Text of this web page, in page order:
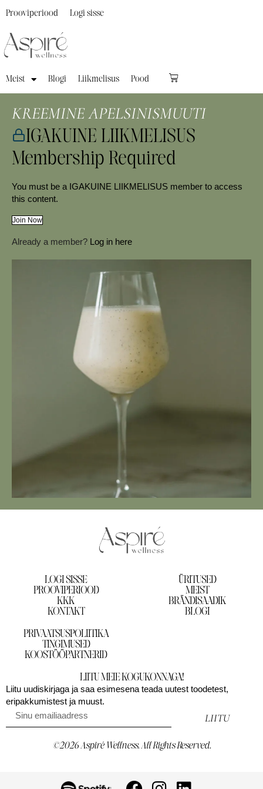
Meist Blogi Liikmelisus Pood
Prooviperiood Logi sisse
KREEMINE APELSINISMUUTI
IGAKUINE LIIKMELISUS
Membership Required
You must be a IGAKUINE LIIKMELISUS member to access
this content.
Join Now
Already a member? Log in here
LOGI SISSE
PROOVIPERIOOD
KKK
KONTAKT
ÜRITUSED
MEIST
BRÄNDISAADIK
BLOGI
PRIVAATSUSPOLIITIKA
TINGIMUSED
KOOSTÖÖPARTNERID
LIITU MEIE KOGUKONNAGA!
Liitu uudiskirjaga ja saa esimesena teada uutest toodetest,
eripakkumistest ja muust.
LIITU
©2026 Aspiré Wellness. All Rights Reserved.